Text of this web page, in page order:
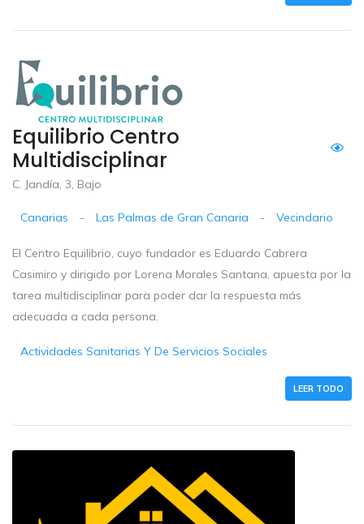
Equilibrio Centro
Multidisciplinar
C. Jandía, 3, Bajo
Canarias - Las Palmas de Gran Canaria - Vecindario
El Centro Equilibrio, cuyo fundador es Eduardo Cabrera
Casimiro y dirigido por Lorena Morales Santana, apuesta por la
tarea multidisciplinar para poder dar la respuesta más
adecuada a cada persona.
Actividades Sanitarias Y De Servicios Sociales
LEER TODO